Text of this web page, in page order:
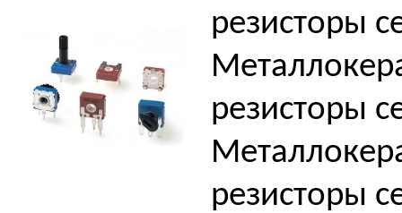
резисторы
резисторы
резисторы